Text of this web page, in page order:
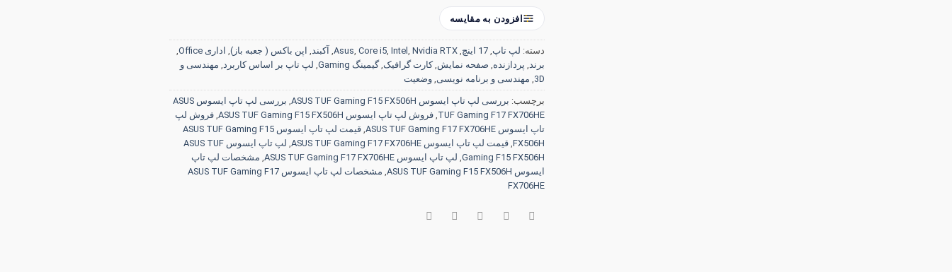
افزودن به مقایسه
دسته: لپ تاپ, 17 اینچ ,
Asus, Core i5, Intel , Nvidia RTX
, آکبند, اپن باکس ( جعبه باز), اداری Office
,
برند, پردازنده, صفحه نمایش,کارت گرافیک,گیمینگ Gaming , لپ تاپ بر اساس کاربرد, مهندسی و
3D
, مهندسی و برنامه نویسی, وضعیت
برچسب: بررسی لپ تاپ ایسوس ASUS TUF Gaming F15 FX506H ,
بررسی لپ تاپ ایسوس ASUS
TUF Gaming F17 FX706HE
, فروش لپ تاپ ایسوس ASUS TUF Gaming F15 FX506H , فروش لپ
تاپ ایسوس ASUS TUF Gaming F17 FX706HE
,
قیمت لپ تاپ ایسوس ASUS TUF Gaming F15
FX506H
, قیمت لپ تاپ ایسوس ASUS TUF Gaming F17 FX706HE ,
لپ تاپ ایسوس ASUS TUF
Gaming F15 FX506H
, لپ تاپ ایسوس ASUS TUF Gaming F17 FX706HE , مشخصات لپ تاپ
ایسوس ASUS TUF Gaming F15 FX506H
,
مشخصات لپ تاپ ایسوس ASUS TUF Gaming F17
FX706HE